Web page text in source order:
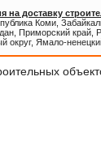
на доставку
Коми,
Приморский край,
округ, Ямало-